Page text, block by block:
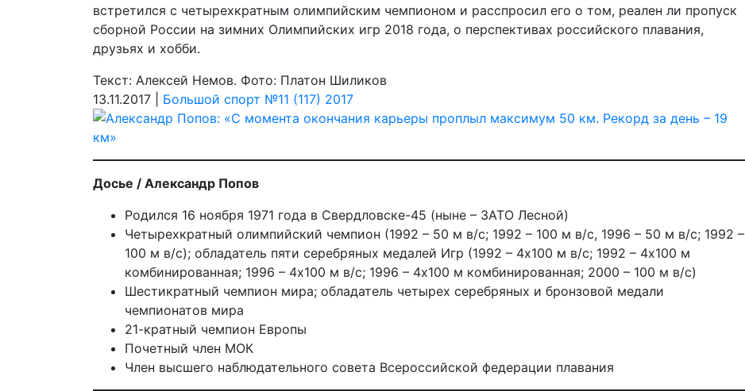
встретился с четырехкратным олимпийским чемпионом и расспросил его о том, реален ли пропуск
сборной России на зимних Олимпийских игр 2018 года, о перспективах российского плавания,
друзьях и хобби.
Текст: Алексей Немов. Фото: Платон Шиликов
13.11.2017 | Большой спорт №11 (117) 2017
Досье / Александр Попов
Родился 16 ноября 1971 года в Свердловске-45 (ныне – ЗАТО Лесной)
Четырехкратный олимпийский чемпион (1992 – 50 м в/с; 1992 – 100 м в/с, 1996 – 50 м в/с; 1992 –
100 м в/с); обладатель пяти серебряных медалей Игр (1992 – 4х100 м в/с; 1992 – 4х100 м
комбинированная; 1996 – 4х100 м в/с; 1996 – 4х100 м комбинированная; 2000 – 100 м в/с)
Шестикратный чемпион мира; обладатель четырех серебряных и бронзовой медали
чемпионатов мира
21-кратный чемпион Европы
Почетный член МОК
Член высшего наблюдательного совета Всероссийской федерации плавания